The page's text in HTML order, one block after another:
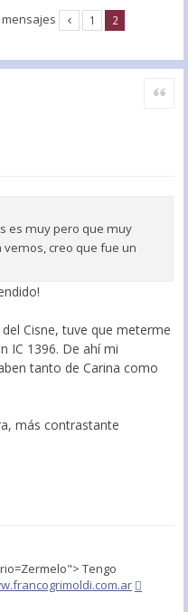
mensajes 1 2
Citar
es muy pero que muy
creo que fue un
Cisne, tuve que meterme
IC 1396. De ahí mi
tanto de Carina como
más contrastante
Tengo